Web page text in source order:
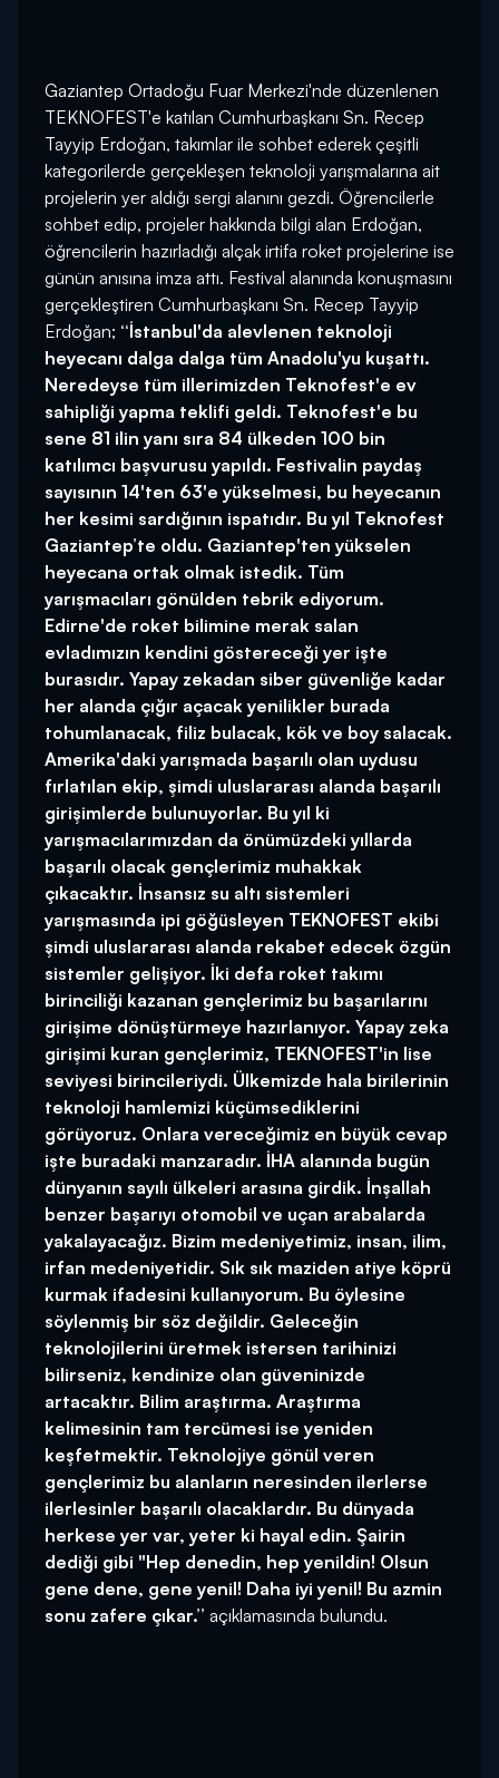
Gaziantep Ortadoğu Fuar Merkezi'nde düzenlenen
TEKNOFEST'e katılan Cumhurbaşkanı Sn. Recep
Tayyip Erdoğan, takımlar ile sohbet ederek çeşitli
kategorilerde gerçekleşen teknoloji yarışmalarına ait
projelerin yer aldığı sergi alanını gezdi. Öğrencilerle
sohbet edip, projeler hakkında bilgi alan Erdoğan,
öğrencilerin hazırladığı alçak irtifa roket projelerine ise
günün anısına imza attı. Festival alanında konuşmasını
gerçekleştiren Cumhurbaşkanı Sn. Recep Tayyip
Erdoğan; ‘‘İstanbul'da alevlenen teknoloji
heyecanı dalga dalga tüm Anadolu'yu kuşattı.
Neredeyse tüm illerimizden Teknofest'e ev
sahipliği yapma teklifi geldi. Teknofest'e bu
sene 81 ilin yanı sıra 84 ülkeden 100 bin
katılımcı başvurusu yapıldı. Festivalin paydaş
sayısının 14'ten 63'e yükselmesi, bu heyecanın
her kesimi sardığının ispatıdır. Bu yıl Teknofest
Gaziantep’te oldu. Gaziantep'ten yükselen
heyecana ortak olmak istedik. Tüm
yarışmacıları gönülden tebrik ediyorum.
Edirne'de roket bilimine merak salan
evladımızın kendini göstereceği yer işte
burasıdır. Yapay zekadan siber güvenliğe kadar
her alanda çığır açacak yenilikler burada
tohumlanacak, filiz bulacak, kök ve boy salacak.
Amerika'daki yarışmada başarılı olan uydusu
fırlatılan ekip, şimdi uluslararası alanda başarılı
girişimlerde bulunuyorlar. Bu yıl ki
yarışmacılarımızdan da önümüzdeki yıllarda
başarılı olacak gençlerimiz muhakkak
çıkacaktır. İnsansız su altı sistemleri
yarışmasında ipi göğüsleyen TEKNOFEST ekibi
şimdi uluslararası alanda rekabet edecek özgün
sistemler gelişiyor. İki defa roket takımı
birinciliği kazanan gençlerimiz bu başarılarını
girişime dönüştürmeye hazırlanıyor. Yapay zeka
girişimi kuran gençlerimiz, TEKNOFEST'in lise
seviyesi birincileriydi. Ülkemizde hala birilerinin
teknoloji hamlemizi küçümsediklerini
görüyoruz. Onlara vereceğimiz en büyük cevap
işte buradaki manzaradır. İHA alanında bugün
dünyanın sayılı ülkeleri arasına girdik. İnşallah
benzer başarıyı otomobil ve uçan arabalarda
yakalayacağız. Bizim medeniyetimiz, insan, ilim,
irfan medeniyetidir. Sık sık maziden atiye köprü
kurmak ifadesini kullanıyorum. Bu öylesine
söylenmiş bir söz değildir. Geleceğin
teknolojilerini üretmek istersen tarihinizi
bilirseniz, kendinize olan güveninizde
artacaktır. Bilim araştırma. Araştırma
kelimesinin tam tercümesi ise yeniden
keşfetmektir. Teknolojiye gönül veren
gençlerimiz bu alanların neresinden ilerlerse
ilerlesinler başarılı olacaklardır. Bu dünyada
herkese yer var, yeter ki hayal edin. Şairin
dediği gibi "Hep denedin, hep yenildin! Olsun
gene dene, gene yenil! Daha iyi yenil! Bu azmin
sonu zafere çıkar.’’ açıklamasında bulundu.